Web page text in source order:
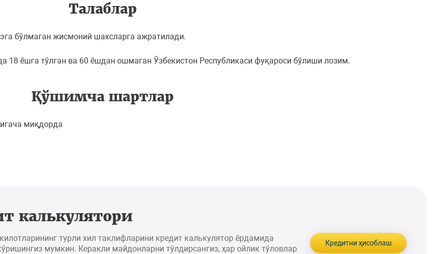
Талаблар
бўлмаган жисмоний шахсларга ажратилади.
18 ёшга тўлган ва 60 ёшдан ошмаган Ўзбекистон Республикаси фуқароси бўлиши лозим.
Қўшимча шартлар
миқдорда
калькулятори
турли хил таклифларини кредит калькулятор ёрдамида
мумкин. Керакли майдонларни тўлдирсангиз, ҳар ойлик тўловлар
Кредитни ҳисоблаш